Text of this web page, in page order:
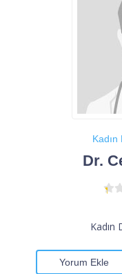
Kadın
Dr.
Kadın
Yorum Ekle